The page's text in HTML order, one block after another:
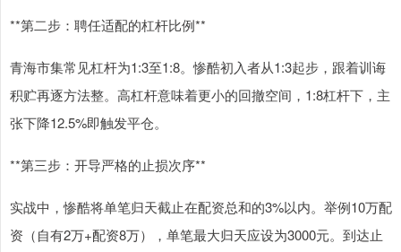
**第二步：聘任适配的杠杆比例**
青海市集常见杠杆为1:3至1:8。惨酷初入者从1:3起步，跟着训诲
积贮再逐方法整。高杠杆意味着更小的回撤空间，1:8杠杆下，主
张下降12.5%即触发平仓。
**第三步：开导严格的止损次序**
实战中，惨酷将单笔归天截止在配资总和的3%以内。举例10万配
资（自有2万+配资8万），单笔最大归天应设为3000元。到达止